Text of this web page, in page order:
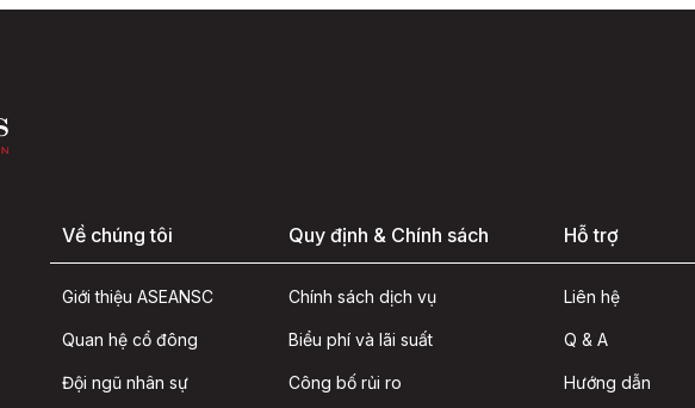
Về chúng tôi
Giới thiệu ASEANSC
Quan hệ cổ đông
Đội ngũ nhân sự
Quy định & Chính sách
Chính sách dịch vụ
Biểu phí và lãi suất
Công bố rủi ro
Hỗ trợ
Liên hệ
Q & A
Hướng dẫn